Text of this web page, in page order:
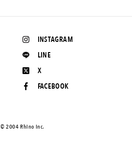
INSTAGRAM
LINE
X
FACEBOOK
©️ 2004 Rhino Inc.